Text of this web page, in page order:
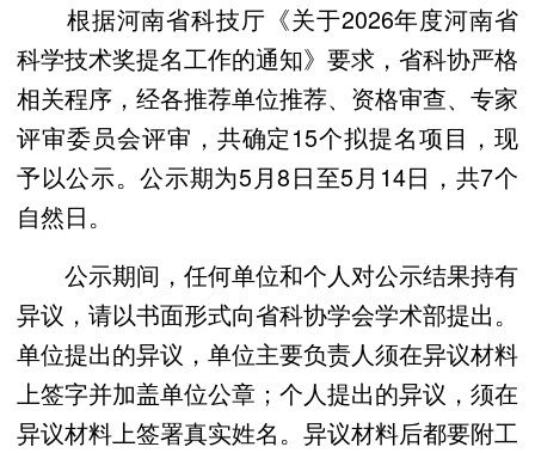
根据河南省科技厅《关于2026年度河南省
科学技术奖提名工作的通知》要求，省科协严格
相关程序，经各推荐单位推荐、资格审查、专家
评审委员会评审，共确定15个拟提名项目，现
予以公示。公示期为5月8日至5月14日，共7个
自然日。
公示期间，任何单位和个人对公示结果持有
异议，请以书面形式向省科协学会学术部提出。
单位提出的异议，单位主要负责人须在异议材料
上签字并加盖单位公章；个人提出的异议，须在
异议材料上签署真实姓名。异议材料后都要附工